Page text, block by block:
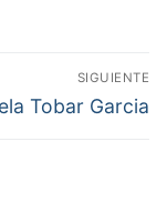
SIGUIENTE
Tobar Garcia